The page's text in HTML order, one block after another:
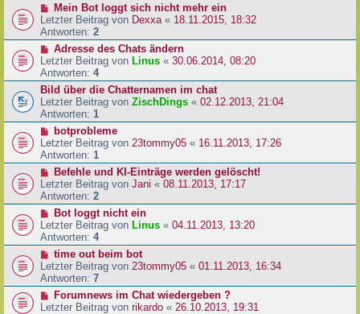
Mein Bot loggt sich nicht mehr ein
Letzter Beitrag von Dexxa « 18.11.2015, 18:32
Antworten: 2
Adresse des Chats ändern
Letzter Beitrag von Linus « 30.06.2014, 08:20
Antworten: 4
Bild über die Chatternamen im chat
Letzter Beitrag von ZischDings « 02.12.2013, 21:04
Antworten: 1
botprobleme
Letzter Beitrag von 23tommy05 « 16.11.2013, 17:26
Antworten: 1
Befehle und KI-Einträge werden gelöscht!
Letzter Beitrag von Jani « 08.11.2013, 17:17
Antworten: 2
Bot loggt nicht ein
Letzter Beitrag von Linus « 04.11.2013, 13:20
Antworten: 4
time out beim bot
Letzter Beitrag von 23tommy05 « 01.11.2013, 16:34
Antworten: 7
Forumnews im Chat wiedergeben ?
Letzter Beitrag von rikardo « 26.10.2013, 19:31